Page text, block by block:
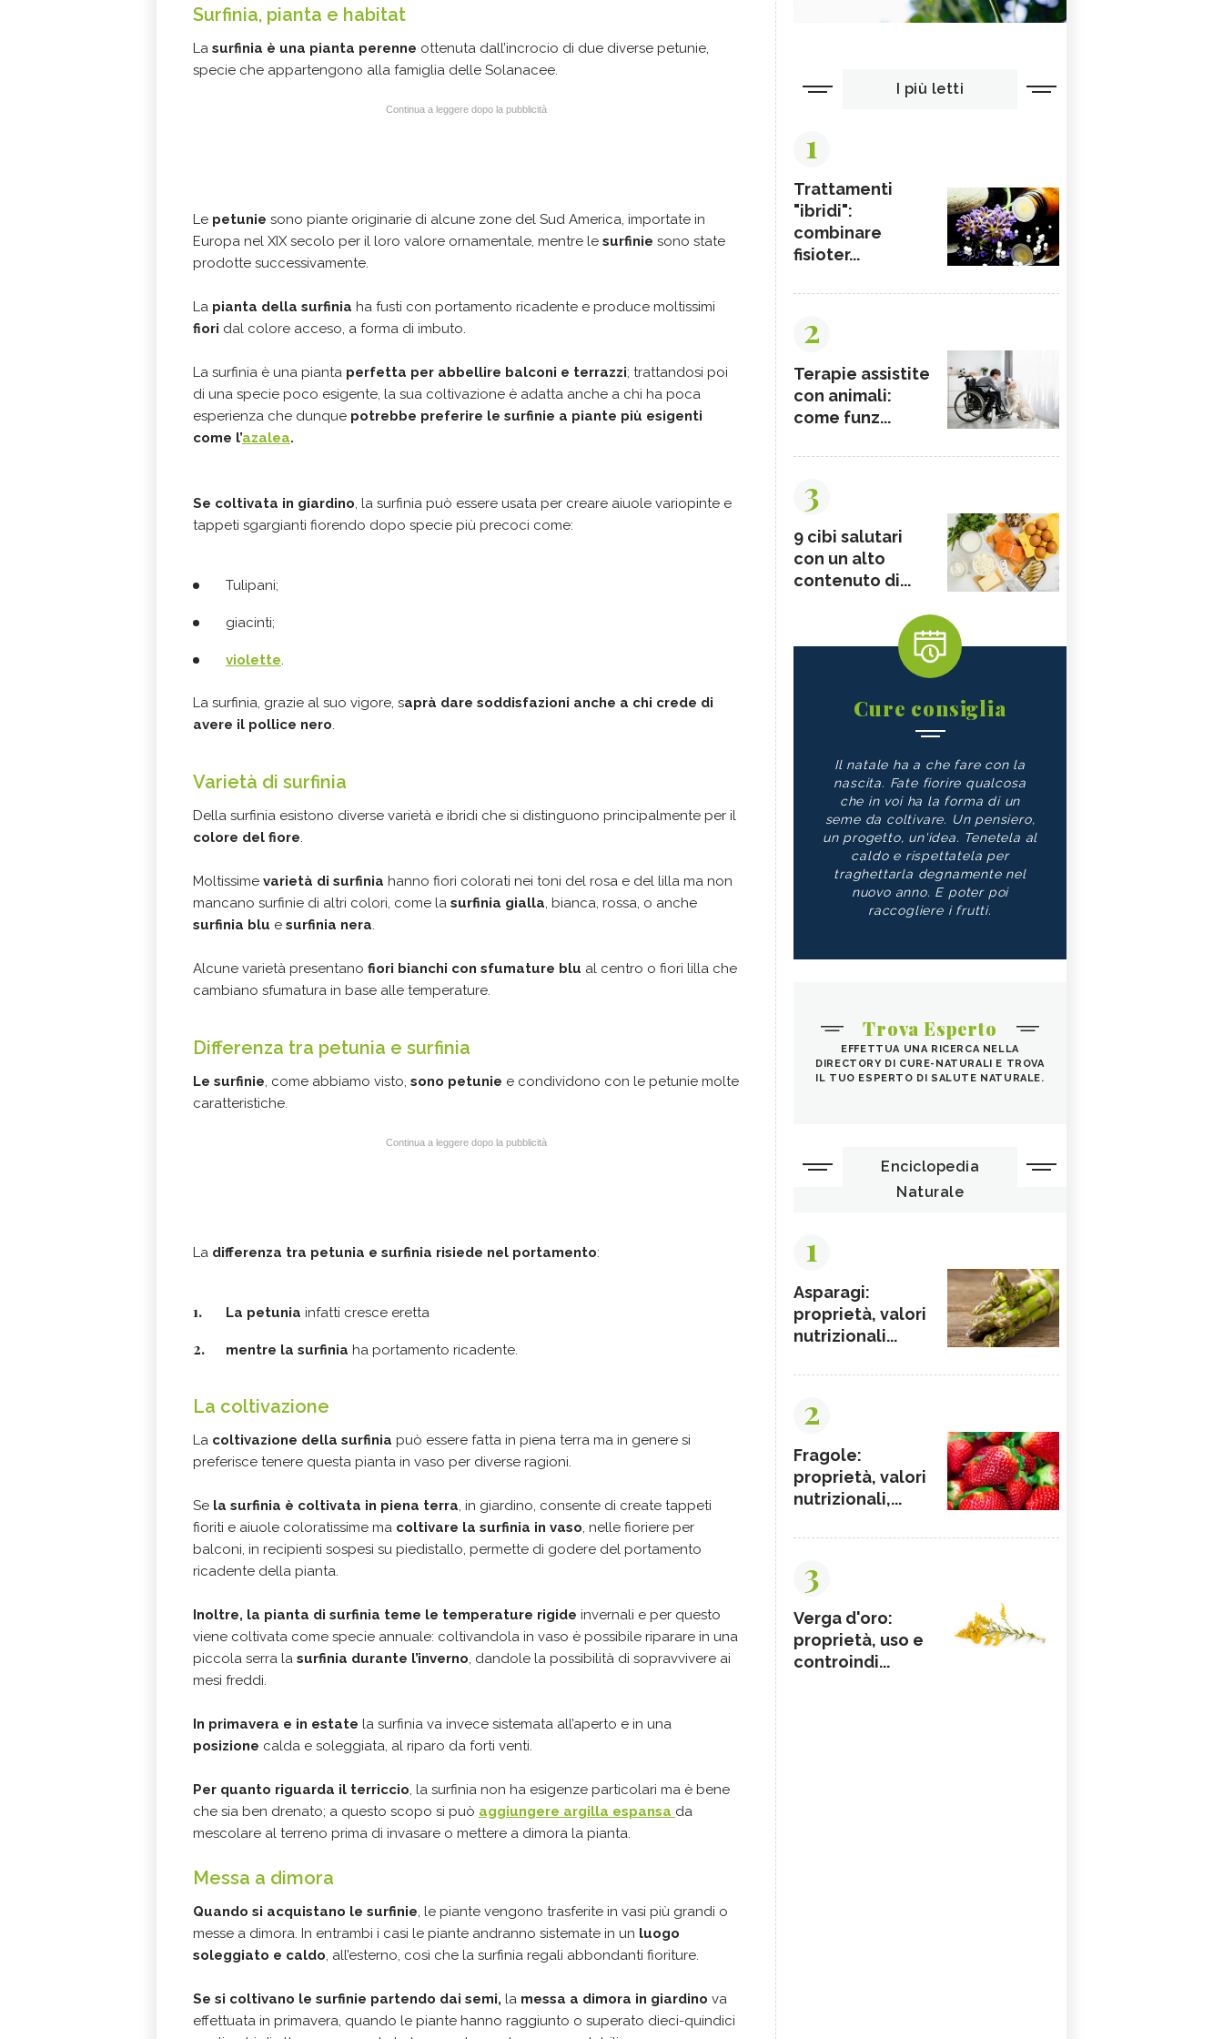
Surfinia, pianta e habitat
La surfinia è una pianta perenne ottenuta dall’incrocio di due diverse petunie,
specie che appartengono alla famiglia delle Solanacee.
Continua a leggere dopo la pubblicità
Le petunie sono piante originarie di alcune zone del Sud America, importate in
Europa nel XIX secolo per il loro valore ornamentale, mentre le surfinie sono state
prodotte successivamente.
La pianta della surfinia ha fusti con portamento ricadente e produce moltissimi
fiori dal colore acceso, a forma di imbuto.
La surfinia è una pianta perfetta per abbellire balconi e terrazzi; trattandosi poi
di una specie poco esigente, la sua coltivazione è adatta anche a chi ha poca
esperienza che dunque potrebbe preferire le surfinie a piante più esigenti
come l’azalea.
Se coltivata in giardino, la surfinia può essere usata per creare aiuole variopinte e
tappeti sgargianti fiorendo dopo specie più precoci come:
Tulipani;
giacinti;
violette.
La surfinia, grazie al suo vigore, saprà dare soddisfazioni anche a chi crede di
avere il pollice nero.
Varietà di surfinia
Della surfinia esistono diverse varietà e ibridi che si distinguono principalmente per il
colore del fiore.
Moltissime varietà di surfinia hanno fiori colorati nei toni del rosa e del lilla ma non
mancano surfinie di altri colori, come la surfinia gialla, bianca, rossa, o anche
surfinia blu e surfinia nera.
Alcune varietà presentano fiori bianchi con sfumature blu al centro o fiori lilla che
cambiano sfumatura in base alle temperature.
Differenza tra petunia e surfinia
Le surfinie, come abbiamo visto, sono petunie e condividono con le petunie molte
caratteristiche.
Continua a leggere dopo la pubblicità
La differenza tra petunia e surfinia risiede nel portamento:
La petunia infatti cresce eretta
mentre la surfinia ha portamento ricadente.
La coltivazione
La coltivazione della surfinia può essere fatta in piena terra ma in genere si
preferisce tenere questa pianta in vaso per diverse ragioni.
Se la surfinia è coltivata in piena terra, in giardino, consente di create tappeti
fioriti e aiuole coloratissime ma coltivare la surfinia in vaso, nelle fioriere per
balconi, in recipienti sospesi su piedistallo, permette di godere del portamento
ricadente della pianta.
Inoltre, la pianta di surfinia teme le temperature rigide invernali e per questo
viene coltivata come specie annuale: coltivandola in vaso è possibile riparare in una
piccola serra la surfinia durante l’inverno, dandole la possibilità di sopravvivere ai
mesi freddi.
In primavera e in estate la surfinia va invece sistemata all’aperto e in una
posizione calda e soleggiata, al riparo da forti venti.
Per quanto riguarda il terriccio, la surfinia non ha esigenze particolari ma è bene
che sia ben drenato; a questo scopo si può aggiungere argilla espansa da
mescolare al terreno prima di invasare o mettere a dimora la pianta.
Messa a dimora
Quando si acquistano le surfinie, le piante vengono trasferite in vasi più grandi o
messe a dimora. In entrambi i casi le piante andranno sistemate in un luogo
soleggiato e caldo, all’esterno, così che la surfinia regali abbondanti fioriture.
Se si coltivano le surfinie partendo dai semi, la messa a dimora in giardino va
effettuata in primavera, quando le piante hanno raggiunto o superato dieci-quindici
I più letti
1
Trattamenti
"ibridi":
combinare
fisioter...
2
Terapie assistite
con animali:
come funz...
3
9 cibi salutari
con un alto
contenuto di...
Cure consiglia
Il natale ha a che fare con la
nascita. Fate fiorire qualcosa
che in voi ha la forma di un
seme da coltivare. Un pensiero,
un progetto, un'idea. Tenetela al
caldo e rispettatela per
traghettarla degnamente nel
nuovo anno. E poter poi
raccogliere i frutti.
Trova Esperto
EFFETTUA UNA RICERCA NELLA
DIRECTORY DI CURE-NATURALI E TROVA
IL TUO ESPERTO DI SALUTE NATURALE.
Enciclopedia
Naturale
1
Asparagi:
proprietà, valori
nutrizionali...
2
Fragole:
proprietà, valori
nutrizionali,...
3
Verga d'oro:
proprietà, uso e
controindi...